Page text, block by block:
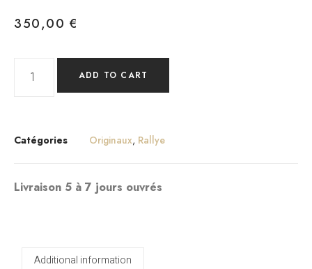
350,00€
ADD TO CART
Catégories Originaux, Rallye
Livraison 5 à 7 jours ouvrés
Additional information